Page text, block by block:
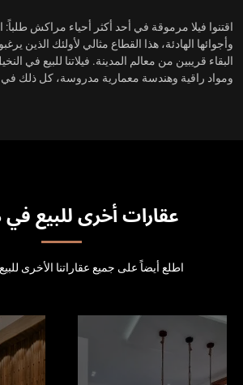
اقتنوا فيلا مرموقة في أحد أكثر أحياء مراكش طلباً:
وأجوائها الهادئة، هذا القطاع مثالي لأولئك الذين
البقاء قريبين من معالم المدينة. فيلاتنا للبيع في
ومواد راقية وهندسة معمارية مدروسة، كل ذلك في
عقارات أخرى للبيع
اطلع أيضاً على جميع عقاراتنا الأخرى